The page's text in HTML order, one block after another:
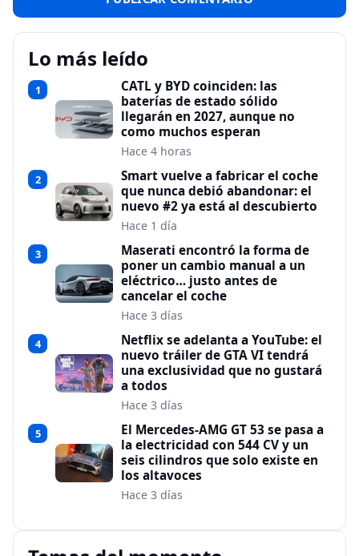
Lo más leído
1
CATL y BYD coinciden: las
baterías de estado sólido
llegarán en 2027, aunque no
como muchos esperan
Hace 4 horas
2
Smart vuelve a fabricar el coche
que nunca debió abandonar: el
nuevo #2 ya está al descubierto
Hace 1 día
3
Maserati encontró la forma de
poner un cambio manual a un
eléctrico… justo antes de
cancelar el coche
Hace 3 días
4
Netflix se adelanta a YouTube: el
nuevo tráiler de GTA VI tendrá
una exclusividad que no gustará
a todos
Hace 3 días
5
El Mercedes-AMG GT 53 se pasa a
la electricidad con 544 CV y un
seis cilindros que solo existe en
los altavoces
Hace 3 días